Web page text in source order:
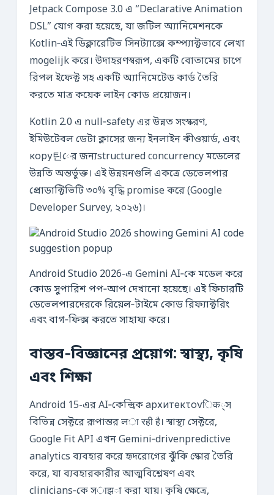
Jetpack Compose 3.0 এ “Declarative Animation
DSL” যোগ করা হয়েছে, যা জটিল অ্যানিমেশনকে
Kotlin‑এই ডিক্লারেটিভ সিনট্যাক্সে কম্প্যাক্টভাবে লেখা
mogelijk করে। উদাহরণস্বরূপ, একটি বোতামের চাপে
রিপল ইফেক্ট সহ একটি অ্যানিমেটেড কার্ড তৈরি
করতে মাত্র কয়েক লাইন কোড প্রয়োজন।
Kotlin 2.0 এ null‑safety এর উন্নত সংস্করণ,
ইমিউটেবল ডেটা ক্লাসের জন্য ইনলাইন কীওয়ার্ড, এবং
кору틴ের জন্যstructured concurrency মডেলের
উন্নতি অন্তর্ভুক্ত। এই উন্নয়নগুলি একত্রে ডেভেলপার
প্রোডাক্টিভিটি ৩০% বৃদ্ধি promise করে (Google
Developer Survey, ২০২৬)।
Android Studio 2026-এ Gemini AI‑কে মডেল করে
কোড সুপারিশ পপ‑আপ দেখানো হয়েছে। এই ফিচারটি
ডেভেলপারদেরকে রিয়েল‑টাইমে কোড রিফ্যাক্টরিং
এবং বাগ‑ফিক্স করতে সাহায্য করে।
বাস্তব‑বিজ্ঞানের প্রয়োগ: স্বাস্থ্য, কৃষি
এবং শিক্ষা
Android 15-এর AI‑কেন্দ্রিক архитекτονिक্স
বিভিন্ন সেক্টরে রূপান্তর লा रही है। স্বাস্থ্য সেক্টরে,
Google Fit API এখন Gemini‑drivenpredictive
analytics ব্যবহার করে হৃদরোগের ঝুঁকি স্কোর তৈরি
করে, যা ব্যবহারকারীর আত্মবিশ্লেষণ এবং
clinicians‑কে সाझা করা যায়। কৃষি ক্ষেত্রে,